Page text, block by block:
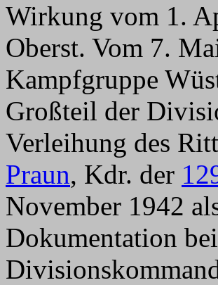
Wirkung vom 1.
Oberst. Vom 7.
Kampfgruppe
Großteil der
Verleihung des
Praun, Kdr. der
November 1942
Dokumentation